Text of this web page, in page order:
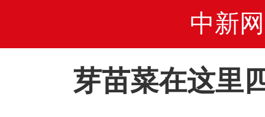
中新网
芽苗菜在这里